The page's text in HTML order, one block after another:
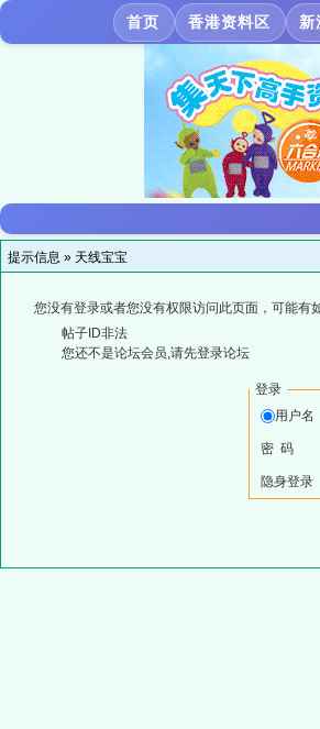
首页 香港资料区 新
提示信息 » 天线宝宝
您没有登录或者您没有权限访问此页面，可能有
帖子ID非法
您还不是论坛会员,请先登录论坛
登录
用户名
密 码
隐身登录